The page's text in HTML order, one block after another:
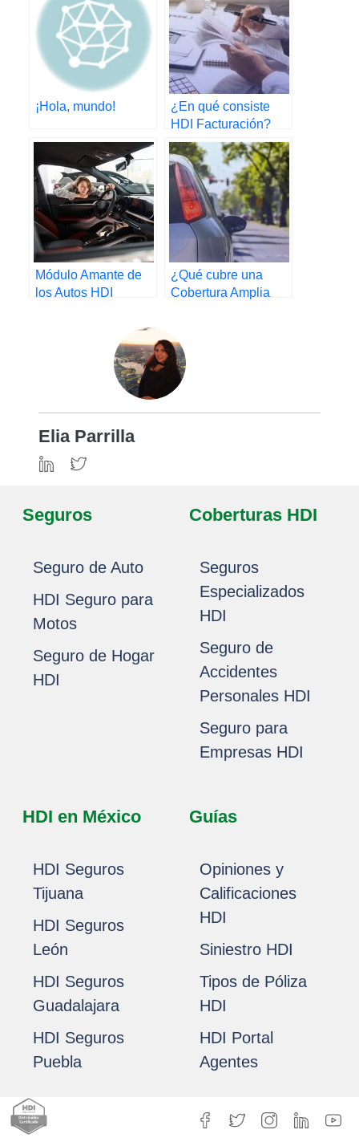
¡Hola, mundo!
¿En qué consiste
HDI Facturación?
Módulo Amante de
los Autos HDI
¿Qué cubre una
Cobertura Amplia
Elia Parrilla
Seguros
Seguro de Auto
HDI Seguro para
Motos
Seguro de Hogar
HDI
Coberturas HDI
Seguros
Especializados
HDI
Seguro de
Accidentes
Personales HDI
Seguro para
Empresas HDI
HDI en México
HDI Seguros
Tijuana
HDI Seguros
León
HDI Seguros
Guadalajara
HDI Seguros
Puebla
Guías
Opiniones y
Calificaciones
HDI
Siniestro HDI
Tipos de Póliza
HDI
HDI Portal
Agentes